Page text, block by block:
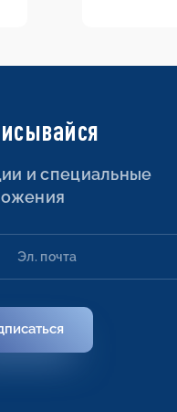
и специальные